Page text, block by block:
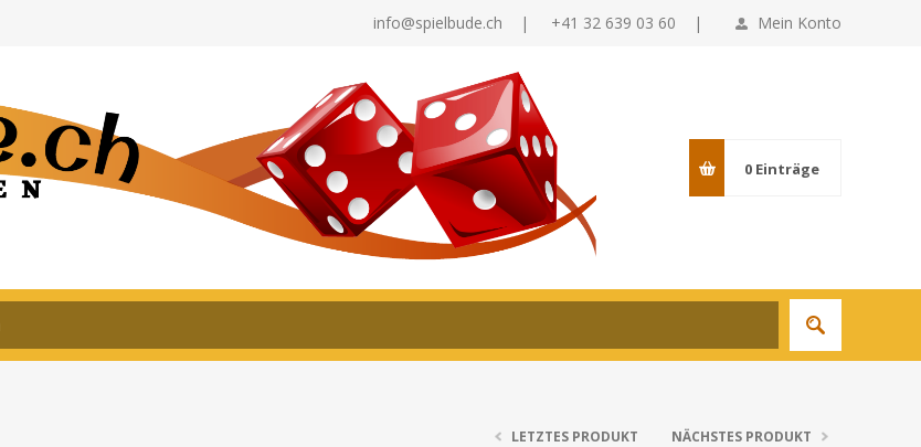
Mein Konto
info@spielbude.ch | +41 32 639 03 60 |
0 Einträge
LETZTES PRODUKT NÄCHSTES PRODUKT